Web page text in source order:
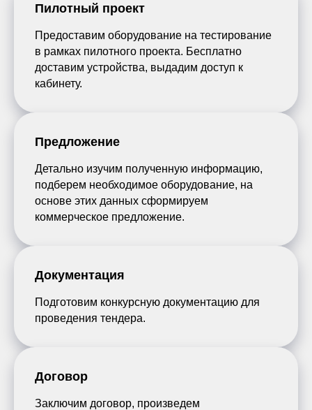
Пилотный проект
Предоставим оборудование на тестирование
в рамках пилотного проекта. Бесплатно
доставим устройства, выдадим доступ к
кабинету.
Предложение
Детально изучим полученную информацию,
подберем необходимое оборудование, на
основе этих данных сформируем
коммерческое предложение.
Документация
Подготовим конкурсную документацию для
проведения тендера.
Договор
Заключим договор, произведем